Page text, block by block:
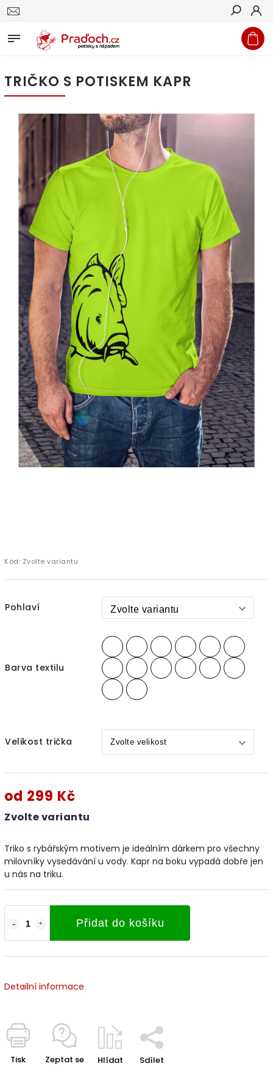
Hledat
TRIČKO S POTISKEM KAPR
Kód: Zvolte variantu
Pohlaví
Barva textilu
Velikost trička
od 299 Kč
Zvolte variantu
Přidat do košíku
Triko s rybářským motivem je ideálním dárkem pro všechny
milovníky vysedávání u vody. Kapr na boku vypadá dobře jen
u nás na triku.
Detailní informace
Tisk Zeptat se Hlídat Sdílet